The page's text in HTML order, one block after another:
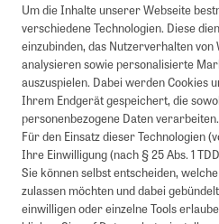
Um die Inhalte unserer Webseite
verschiedene Technologien. Diese
einzubinden, das Nutzerverhalten
analysieren sowie personalisierte
auszuspielen. Dabei werden Cookies
Ihrem Endgerät gespeichert, die
personenbezogene Daten verarbeiten.
Für den Einsatz dieser Technologien
Ihre Einwilligung (nach § 25 Abs. 1
Sie können selbst entscheiden,
zulassen möchten und dabei
einwilligen oder einzelne Tools